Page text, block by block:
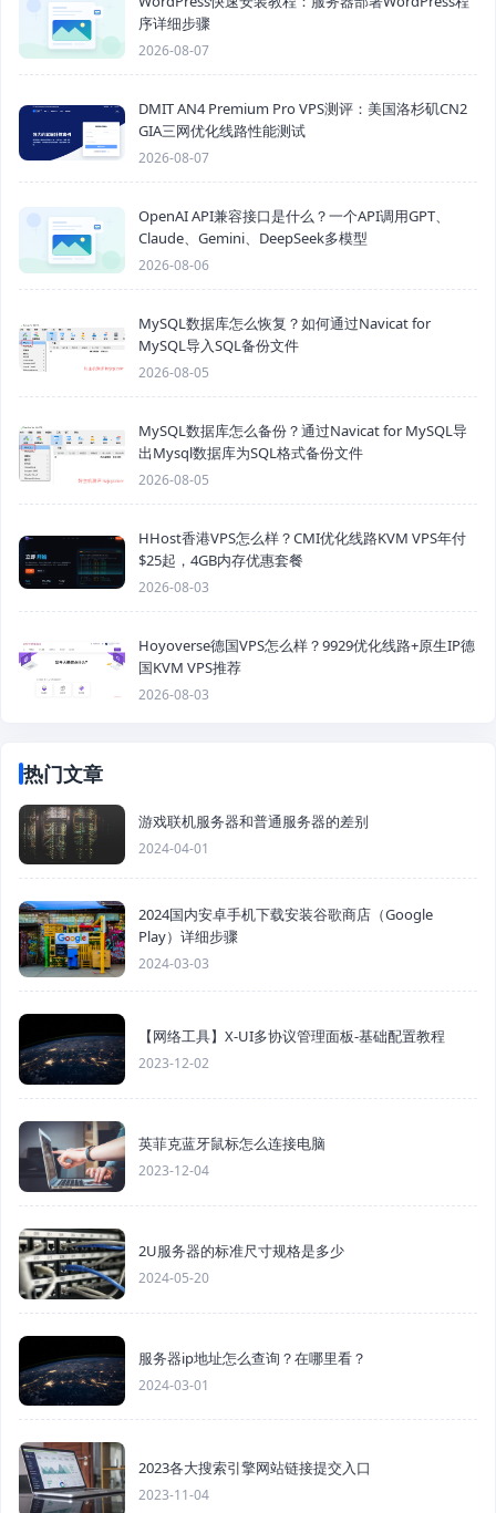
序详细步骤
2026-08-07
DMIT AN4 Premium Pro VPS测评：美国洛杉矶CN2
GIA三网优化线路性能测试
2026-08-07
OpenAI API兼容接口是什么？一个API调用GPT、
Claude、Gemini、DeepSeek多模型
2026-08-06
MySQL数据库怎么恢复？如何通过Navicat for
MySQL导入SQL备份文件
2026-08-05
MySQL数据库怎么备份？通过Navicat for MySQL导
出Mysql数据库为SQL格式备份文件
2026-08-05
HHost香港VPS怎么样？CMI优化线路KVM VPS年付
$25起，4GB内存优惠套餐
2026-08-03
Hoyoverse德国VPS怎么样？9929优化线路+原生IP德
国KVM VPS推荐
2026-08-03
热门文章
游戏联机服务器和普通服务器的差别
2024-04-01
2024国内安卓手机下载安装谷歌商店（Google
Play）详细步骤
2024-03-03
【网络工具】X-UI多协议管理面板-基础配置教程
2023-12-02
英菲克蓝牙鼠标怎么连接电脑
2023-12-04
2U服务器的标准尺寸规格是多少
2024-05-20
服务器ip地址怎么查询？在哪里看？
2024-03-01
2023各大搜索引擎网站链接提交入口
2023-11-04